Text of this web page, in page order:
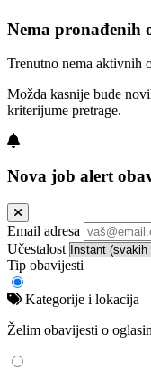
Nema pronađenih
Trenutno nema aktivnih
Možda kasnije bude
kriterijume pretrage.
Nova job alert
Email adresa
Učestalost
Tip obavijesti
Kategorije i lokacija
Želim obavijesti o